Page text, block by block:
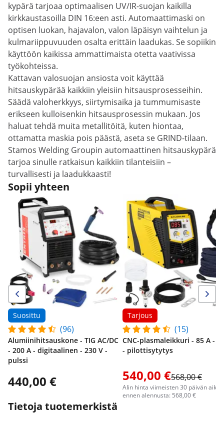
kypärä tarjoaa optimaalisen UV/IR-suojan kaikilla
kirkkaustasoilla DIN 16:een asti. Automaattimaski on
optisen luokan, hajavalon, valon läpäisyn vaihtelun ja
kulmariippuvuuden osalta erittäin laadukas. Se sopiikin
käyttöön kaikissa ammattimaista otetta vaativissa
työkohteissa.
Kattavan valosuojan ansiosta voit käyttää
hitsauskypärää kaikkiin yleisiin hitsausprosesseihin.
Säädä valoherkkyys, siirtymisaika ja tummumisaste
erikseen kulloisenkin hitsausprosessin mukaan. Jos
haluat tehdä muita metallitöitä, kuten hiontaa,
ottamatta maskia pois päästä, aseta se GRIND-tilaan.
Stamos Welding Groupin automaattinen hitsauskypärä
tarjoa sinulle ratkaisun kaikkiin tilanteisiin –
turvallisesti ja laadukkaasti!
Sopii yhteen
Suosittu
(96)
Alumiinihitsauskone - TIG AC/DC
- 200 A - digitaalinen - 230 V -
pulssi
440,00 €
Tarjous
(15)
CNC-plasmaleikkuri - 85 A -
- pilottisytytys
540,00 €568,00 €
Alin hinta viimeisten 30 päivän
ennen alennusta: 568,00 €
Tietoja tuotemerkistä